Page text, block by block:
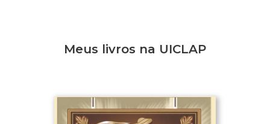
Meus livros na UICLAP